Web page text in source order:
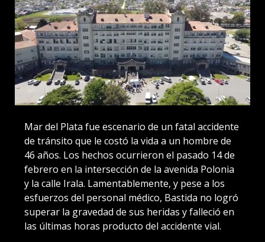
Mar del Plata fue escenario de un fatal accidente
de tránsito que le costó la vida a un hombre de
46 años. Los hechos ocurrieron el pasado 14 de
febrero en la intersección de la avenida Polonia
y la calle Irala. Lamentablemente, y pese a los
esfuerzos del personal médico, Bastida no logró
superar la gravedad de sus heridas y falleció en
las últimas horas producto del accidente vial.